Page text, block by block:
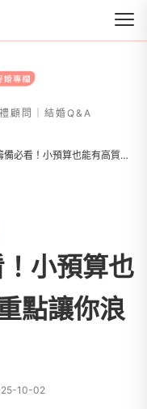
集
顧問｜結婚Q&A
小資婚禮籌備必看！小預算也能有高質感，3大重點讓你浪漫不打折！
小預算也
點讓你浪
10-02